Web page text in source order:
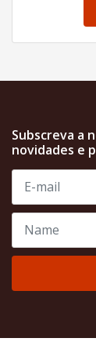
Subscreva a
novidades e